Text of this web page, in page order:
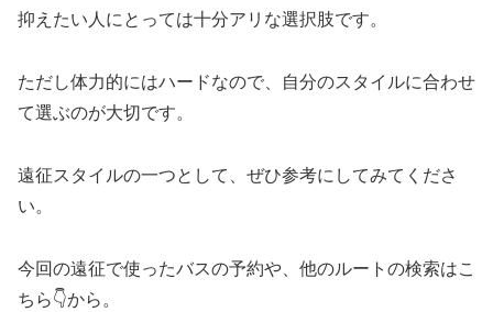
抑えたい人にとっては十分アリな選択肢です。
ただし体力的にはハードなので、自分のスタイルに合わせ
て選ぶのが大切です。
遠征スタイルの一つとして、ぜひ参考にしてみてくださ
い。
今回の遠征で使ったバスの予約や、他のルートの検索はこ
ちら👇から。